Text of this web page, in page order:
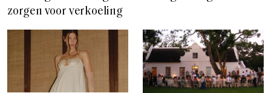
zorgen voor verkoeling